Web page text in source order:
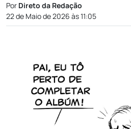
Por Direto da Redação
22 de Maio de 2026 às 11:05